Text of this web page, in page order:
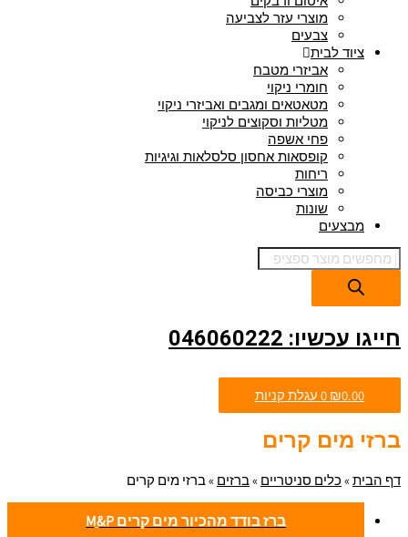
מוצרי עזר לצביעה
צבעים
ציוד לבית
אביזרי מטבח
חומרי ניקוי
מטאטאים ומגבים ואביזרי ניקוי
מטליות וסקוצים לניקוי
פחי אשפה
קופסאות אחסון סלסלאות וגיגיות
ריחות
מוצרי כביסה
שונות
מבצעים
חייגו עכשיו: 046060222
₪0.00
0 עגלת קניות
ברזי מים קרים
דף הבית» כלים סניטריים »ברזים »ברזי מים קרים
ברז בודד מהכיור מים קרים Mַ&P